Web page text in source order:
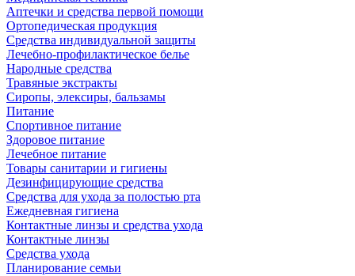
Аптечки и средства первой помощи
Ортопедическая продукция
Средства индивидуальной защиты
Лечебно-профилактическое белье
Народные средства
Травяные экстракты
Сиропы, элексиры, бальзамы
Питание
Спортивное питание
Здоровое питание
Лечебное питание
Товары санитарии и гигиены
Дезинфицирующие средства
Средства для ухода за полостью рта
Ежедневная гигиена
Контактные линзы и средства ухода
Контактные линзы
Средства ухода
Планирование семьи